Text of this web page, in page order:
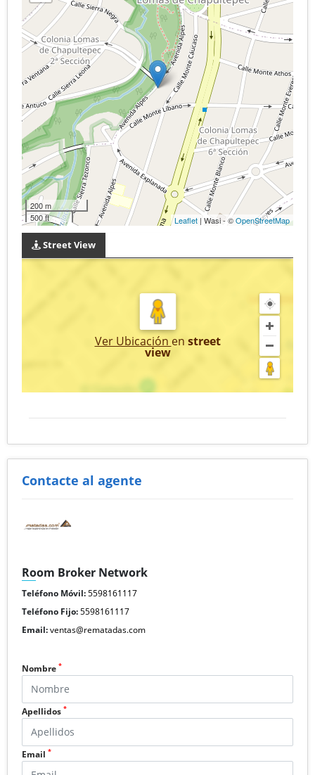
200 m
500 ft
Leaflet | Wasi - ©OpenStreetMap
Street View
Ver Ubicación en street
view
Contacte al agente
Room Broker Network
Teléfono Móvil:5598161117
Teléfono Fijo:5598161117
Email:ventas@rematadas.com
Nombre *
Apellidos *
Email *